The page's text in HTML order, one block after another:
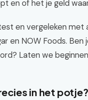
en of het je geld
en vergeleken met
en NOW Foods. Ben
Laten we
in het potje?